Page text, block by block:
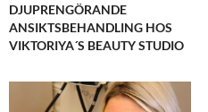
DJUPRENGÖRANDE
ANSIKTSBEHANDLING HOS
VIKTORIYA´S BEAUTY STUDIO